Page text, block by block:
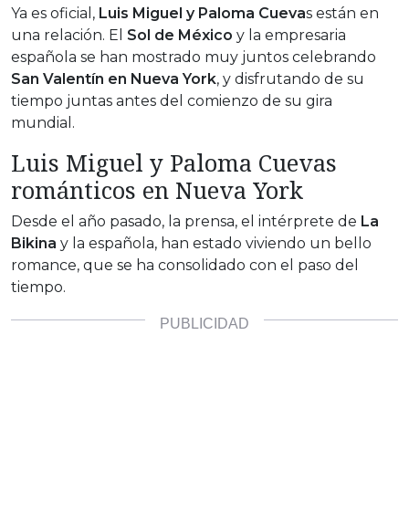
Ya es oficial, Luis Miguel y Paloma Cuevas están en
una relación. El Sol de México y la empresaria
española se han mostrado muy juntos celebrando
San Valentín en Nueva York, y disfrutando de su
tiempo juntas antes del comienzo de su gira
mundial.
Luis Miguel y Paloma Cuevas
románticos en Nueva York
Desde el año pasado, la prensa, el intérprete de La
Bikina y la española, han estado viviendo un bello
romance, que se ha consolidado con el paso del
tiempo.